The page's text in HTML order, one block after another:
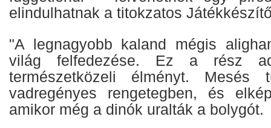
elindulhatnak a titokzatos
"A legnagyobb kaland mégis
világ felfedezése. Ez a rész
természetközeli élményt. Mesés
vadregényes rengetegben, és
amikor még a dinók uralták a bolygót.